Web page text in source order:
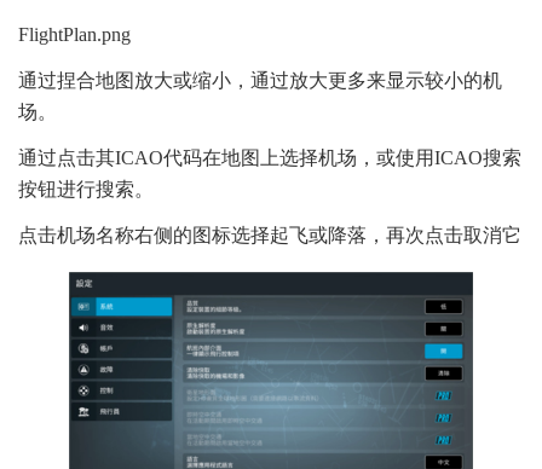
FlightPlan.png
通过捏合地图放大或缩小，通过放大更多来显示较小的机
场。
通过点击其ICAO代码在地图上选择机场，或使用ICAO搜索
按钮进行搜索。
点击机场名称右侧的图标选择起飞或降落，再次点击取消它